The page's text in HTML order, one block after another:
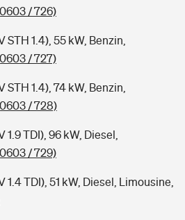
/ 726)
STH 1.4), 55 kW, Benzin,
/ 727)
STH 1.4), 74 kW, Benzin,
/ 728)
1.9 TDI), 96 kW, Diesel,
/ 729)
1.4 TDI), 51 kW, Diesel, Limousine,